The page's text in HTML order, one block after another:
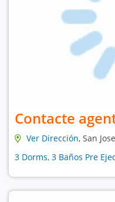
Contacte
Ver Dirección, San
3 Dorms, 3 Baños Pre